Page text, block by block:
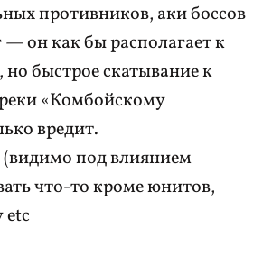
противников, аки боссов
— он как бы располагает к
быстрое скатывание к
«Комбойскому
вредит.
(видимо под влиянием
что-то кроме юнитов,
etc